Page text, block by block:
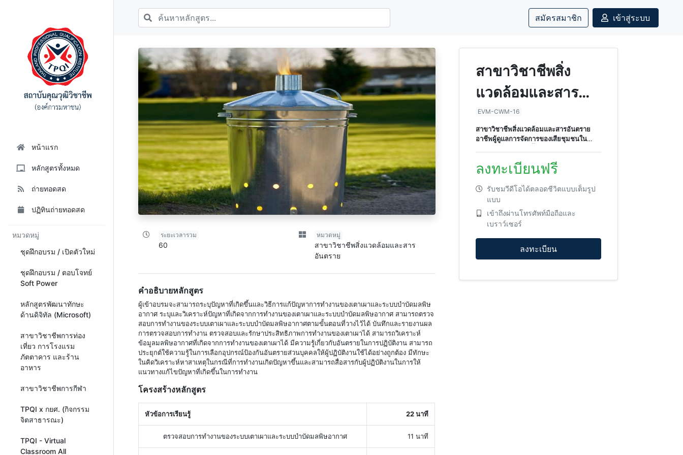
หน้าแรก
หลักสูตรทั้งหมด
ถ่ายทอดสด
ปฏิทินถ่ายทอดสด
หมวดหมู่
ชุดฝึกอบรม / เปิดตัวใหม่
ชุดฝึกอบรม / ตอบโจทย์
Soft Power
หลักสูตรพัฒนาทักษะ
ด้านดิจิทัล (Microsoft)
สาขาวิชาชีพการท่อง
เที่ยว การโรงแรม
ภัตตาคาร และร้าน
อาหาร
สาขาวิชาชีพการกีฬา
TPQI x กยศ. (กิจกรรม
จิตสาธารณะ)
TPQI - Virtual
Classroom All
สมัครสมาชิก เข้าสู่ระบบ
ระยะเวลารวม
60
หมวดหมู่
สาขาวิชาชีพสิ่งแวดล้อมและสาร
อันตราย
คำอธิบายหลักสูตร
ผู้เข้าอบรมจะสามารถระบุปัญหาที่เกิดขึ้นและวิธีการแก้ปัญหาการทำงานของเตาเผาและระบบบำบัดมลพิษ
อากาศ ระบุและวิเคราะห์ปัญหาที่เกิดจากการทำงานของเตาเผาและระบบบำบัดมลพิษอากาศ สามารถตรวจ
สอบการทำงานของระบบเตาเผาและระบบบำบัดมลพิษอากาศตามขั้นตอนที่วางไว้ได้ บันทึกและรายงานผล
การตรวจสอบการทำงาน ตรวจสอบและรักษาประสิทธิภาพการทำงานของเตาเผาได้ สามารถวิเคราะห์
ข้อมูลมลพิษอากาศที่เกิดจากการทำงานของเตาเผาได้ มีความรู้เกี่ยวกับอันตรายในการปฏิบัติงาน สามารถ
ประยุกต์ใช้ความรู้ในการเลือกอุปกรณ์ป้องกันอันตรายส่วนบุคคลให้ผู้ปฏิบัติงานใช้ได้อย่างถูกต้อง มีทักษะ
ในคิดวิเคราะห์หาสาเหตุในกรณีที่การทำงานเกิดปัญหาขึ้นและสามารถสื่อสารกับผู้ปฏิบัติงานในการให้
แนวทางแก้ไขปัญหาที่เกิดขึ้นในการทำงาน
โครงสร้างหลักสูตร
หัวข้อการเรียนรู้ 22 นาที
ตรวจสอบการทำงานของระบบเตาเผาและระบบบำบัดมลพิษอากาศ 11 นาที
สาขาวิชาชีพสิ่ง
แวดล้อมและสาร
อันตราย อาชีพผู้ดูแล
การจัดการของเสีย
ชุมชนในสถานที่เผา
ของเสีย ชั้น 4
EVM-CWM-16
สาขาวิชาชีพสิ่งแวดล้อมและสารอันตราย
อาชีพผู้ดูแลการจัดการของเสียชุมชนใน
ลงทะเบียนฟรี
รับชมวีดีโอได้ตลอดชีวิตแบบเต็มรูป
แบบ
เข้าถึงผ่านโทรศัพท์มือถือและ
เบราว์เซอร์
ลงทะเบียน